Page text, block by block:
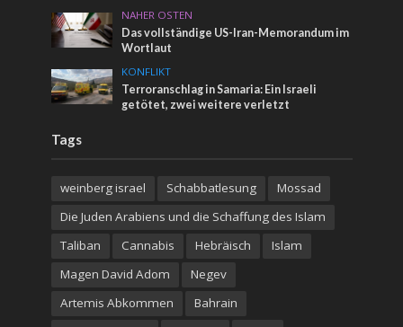
NAHER OSTEN
Das vollständige US-Iran-Memorandum im
Wortlaut
KONFLIKT
Terroranschlag in Samaria: Ein Israeli
getötet, zwei weitere verletzt
Tags
weinberg israel Schabbatlesung
Mossad
Die Juden Arabiens und die Schaffung des Islam
Taliban
Cannabis Hebräisch
Islam
Magen David Adom
Negev
Artemis Abkommen
Bahrain